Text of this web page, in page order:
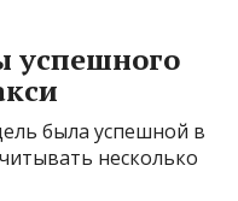
успешного
была успешной в
несколько